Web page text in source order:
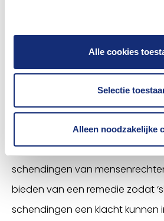
Alle cookies
Selectie
Alleen noodzakelijke
leren, en daarmee ook een
toekomst.”
Geef invulling aan je
Een andere belangrijke
verzekeraars moeten nadenken
en op welke manieren zij kunnen
identificeren, adresseren en
schendingen van
bieden van een remedie zodat
schendingen een klacht kunnen